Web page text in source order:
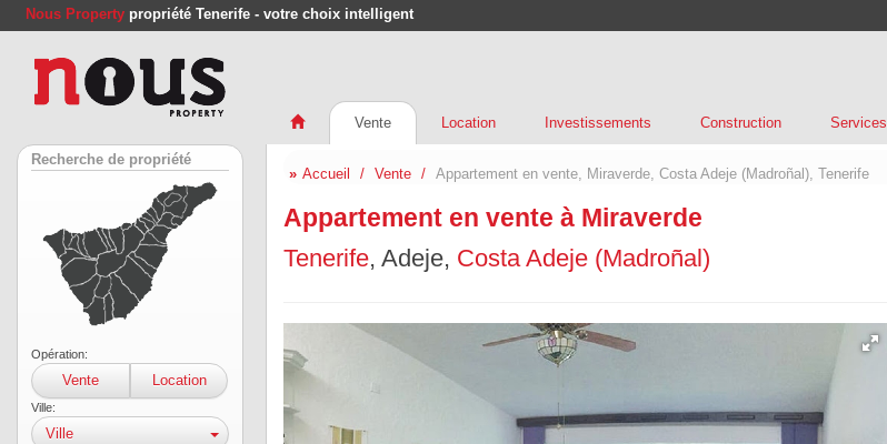
Nous Property propriété Tenerife - votre choix intelligent
Recherche de propriété
Opération:
Vente Location
Ville:
Ville
Vente Location Investissements Construction Services
Accueil Vente Appartement en vente, Miraverde, Costa Adeje (Madroñal), Tenerife
Appartement en vente à Miraverde
Tenerife, Adeje, Costa Adeje (Madroñal)